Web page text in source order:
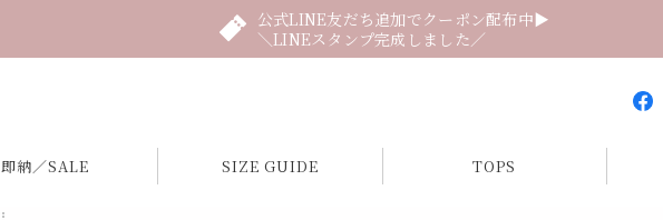
公式LINE友だち追加でクーポン配布中▶
＼LINEスタンプ完成しました／
即納／SALE SIZE GUIDE TOPS